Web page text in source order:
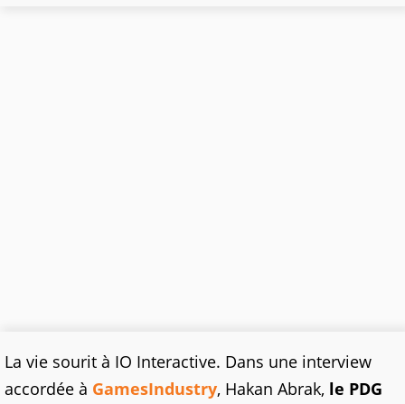
La vie sourit à IO Interactive. Dans une interview
accordée à GamesIndustry, Hakan Abrak, le PDG